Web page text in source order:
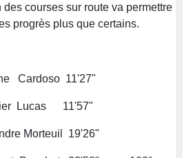
courses sur route va permettre
progrès plus que certains.
Cardoso 11'27"
Lucas 11'57"
Morteuil 19'26"